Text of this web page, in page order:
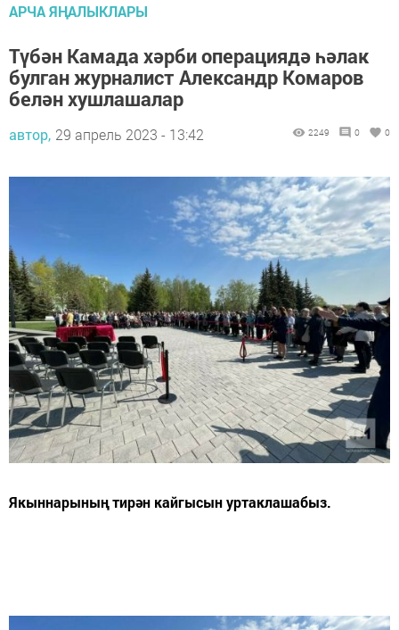
АРЧА ЯҢАЛЫКЛАРЫ
Түбән Камада хәрби операциядә һәлак
булган журналист Александр Комаров
белән хушлашалар
автор, 29 апрель 2023 - 13:42 2249 0 0
Якыннарының тирән кайгысын уртаклашабыз.